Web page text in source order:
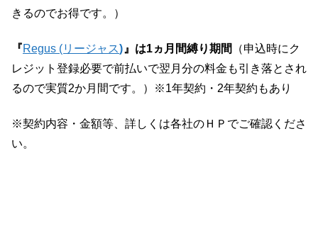
きるのでお得です。）
『Regus (リージャス) 』は1ヵ月間縛り期間
（申込時にク
レジット登録必要で前払いで翌月分の料金も引き落とされ
るので実質2か月間です。）※1年契約・2年契約もあり
※契約内容・金額等、詳しくは各社のＨＰでご確認くださ
い。